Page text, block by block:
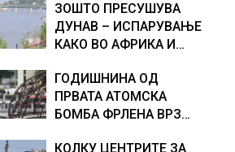
ЗОШТО ПРЕСУШУВА
ДУНАВ – ИСПАРУВАЊЕ
КАКО ВО АФРИКА И
ВОДА, објаснување на
хидрогеолог од Србија
ГОДИШНИНА ОД
ПРВАТА АТОМСКА
БОМБА ФРЛЕНА ВРЗ
КОЛКУ ЦЕНТРИТЕ ЗА